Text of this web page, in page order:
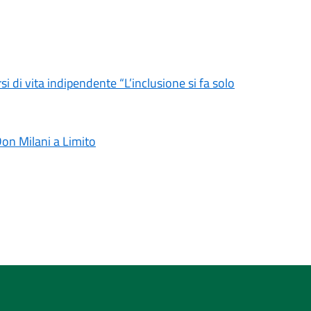
di vita indipendente “L’inclusione si fa solo
Milani a Limito